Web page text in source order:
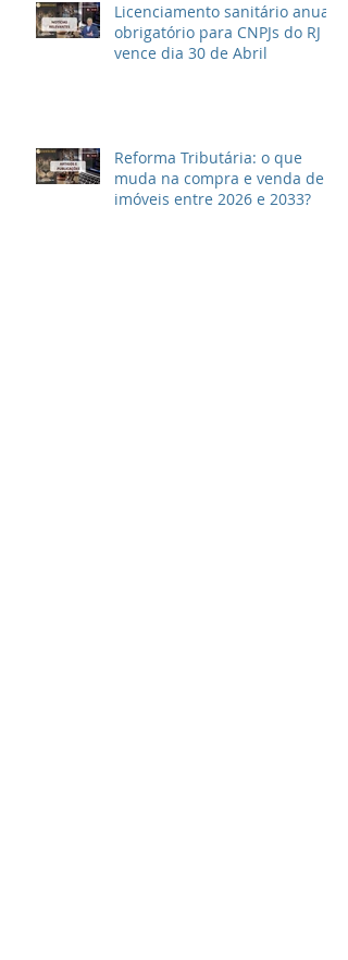
Licenciamento sanitário anual
obrigatório para CNPJs do RJ
vence dia 30 de Abril
Reforma Tributária: o que
muda na compra e venda de
imóveis entre 2026 e 2033?